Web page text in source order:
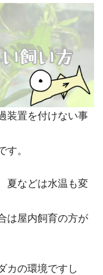
装置を付けない事
す。
夏などは水温も変
は屋内飼育の方が
カの環境ですし